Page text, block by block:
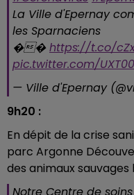
La Ville d'Epernay
les Sparnaciens
��https://t.co/
pic.twitter.com/
— Ville d'Epernay
9h20 :
En dépit de la crise
parc Argonne
des animaux